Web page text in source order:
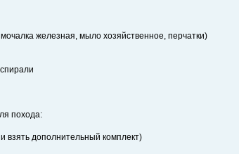
железная, мыло хозяйственное, перчатки)
похода:
взять дополнительный комплект)